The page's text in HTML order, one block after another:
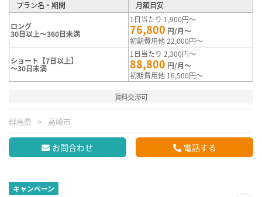
プラン名・期間 月額目安
ロング
30日以上～360日未満
1日当たり 1,900円～
76,800 円/月～
初期費用他 22,000円～
ショート【7日以上】
～30日未満
1日当たり 2,300円～
88,800 円/月～
初期費用他 16,500円～
賃料交渉可
群馬県 高崎市
お問合わせ 電話する
キャンペーン